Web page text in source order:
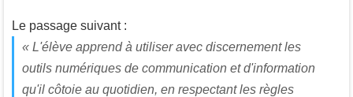
Le passage suivant :
« L'élève apprend à utiliser avec discernement les
outils numériques de communication et d'information
qu'il côtoie au quotidien, en respectant les règles